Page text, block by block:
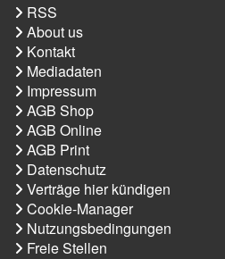
RSS
About us
Kontakt
Mediadaten
Impressum
AGB Shop
AGB Online
AGB Print
Datenschutz
Verträge hier kündigen
Cookie-Manager
Nutzungsbedingungen
Freie Stellen